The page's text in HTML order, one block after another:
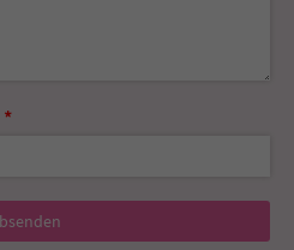
*